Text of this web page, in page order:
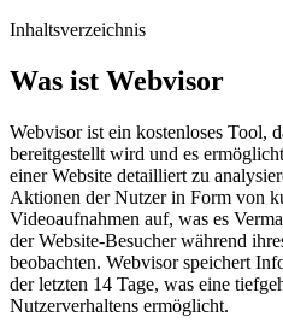
Inhaltsverzeichnis
Was ist Webvisor
Webvisor ist ein kostenloses Tool,
bereitgestellt wird und es
einer Website detailliert zu
Aktionen der Nutzer in Form von
Videoaufnahmen auf, was es
der Website-Besucher während
beobachten. Webvisor speichert
der letzten 14 Tage, was eine
Nutzerverhaltens ermöglicht.